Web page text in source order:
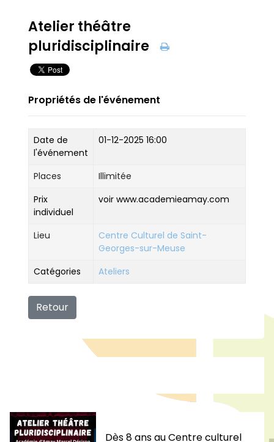
Dès 8 ans au Centre culturel
Atelier théâtre
pluridisciplinaire
Propriétés de l'événement
Date de
l'événement
01-12-2025 16:00
Places
Illimitée
Prix
individuel
voir www.academieamay.com
Lieu
Centre Culturel de Saint-
Georges-sur-Meuse
Catégories
Ateliers
Retour